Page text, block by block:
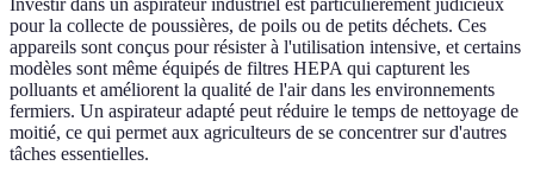
Investir dans un aspirateur industriel est particulièrement judicieux
pour la collecte de poussières, de poils ou de petits déchets. Ces
appareils sont conçus pour résister à l'utilisation intensive, et certains
modèles sont même équipés de filtres HEPA qui capturent les
polluants et améliorent la qualité de l'air dans les environnements
fermiers. Un aspirateur adapté peut réduire le temps de nettoyage de
moitié, ce qui permet aux agriculteurs de se concentrer sur d'autres
tâches essentielles.